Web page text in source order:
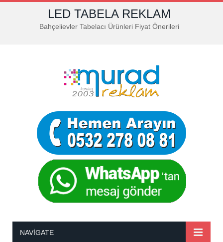
LED TABELA REKLAM
Bahçelievler Tabelacı Ürünleri Fiyat Önerileri
NAVIGATE